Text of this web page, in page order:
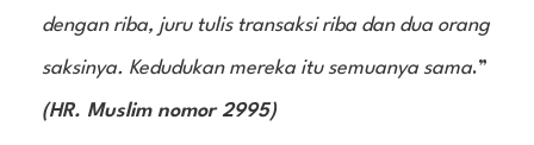
dengan riba, juru tulis transaksi riba dan dua orang
saksinya. Kedudukan mereka itu semuanya sama.”
(HR. Muslim nomor 2995)